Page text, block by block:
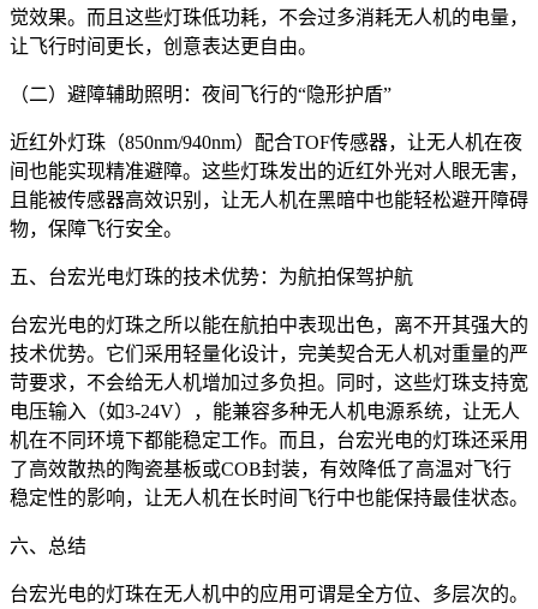
觉效果。而且这些灯珠低功耗，不会过多消耗无人机的电量，
让飞行时间更长，创意表达更自由。
（二）避障辅助照明：夜间飞行的“隐形护盾”
近红外灯珠（850nm/940nm）配合TOF传感器，让无人机在夜
间也能实现精准避障。这些灯珠发出的近红外光对人眼无害，
且能被传感器高效识别，让无人机在黑暗中也能轻松避开障碍
物，保障飞行安全。
五、台宏光电灯珠的技术优势：为航拍保驾护航
台宏光电的灯珠之所以能在航拍中表现出色，离不开其强大的
技术优势。它们采用轻量化设计，完美契合无人机对重量的严
苛要求，不会给无人机增加过多负担。同时，这些灯珠支持宽
电压输入（如3-24V），能兼容多种无人机电源系统，让无人
机在不同环境下都能稳定工作。而且，台宏光电的灯珠还采用
了高效散热的陶瓷基板或COB封装，有效降低了高温对飞行
稳定性的影响，让无人机在长时间飞行中也能保持最佳状态。
六、总结
台宏光电的灯珠在无人机中的应用可谓是全方位、多层次的。